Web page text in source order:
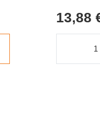
13,88